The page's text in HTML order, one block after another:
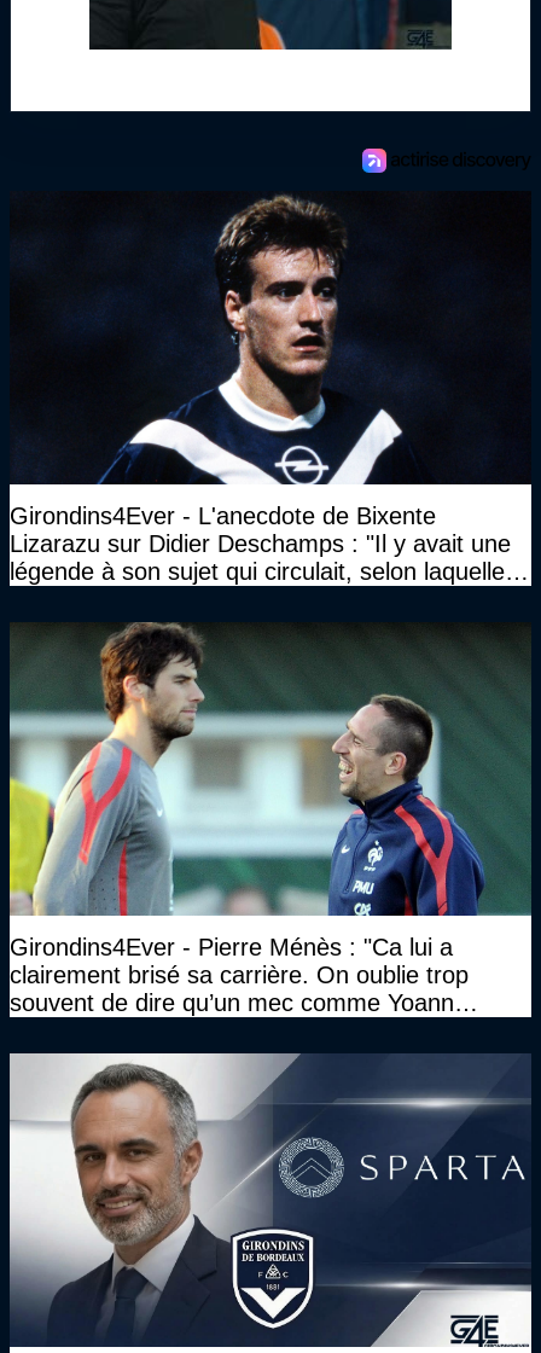
Girondins4Ever - L'anecdote de Bixente
Lizarazu sur Didier Deschamps : "Il y avait une
légende à son sujet qui circulait, selon laquelle il
Girondins4Ever - Pierre Ménès : "Ca lui a
clairement brisé sa carrière. On oublie trop
souvent de dire qu’un mec comme Yoann